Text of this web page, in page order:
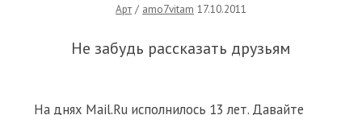
Арт / amo7vitam 17.10.2011
Не забудь рассказать друзьям
На днях Mail.Ru исполнилось 13 лет. Давайте